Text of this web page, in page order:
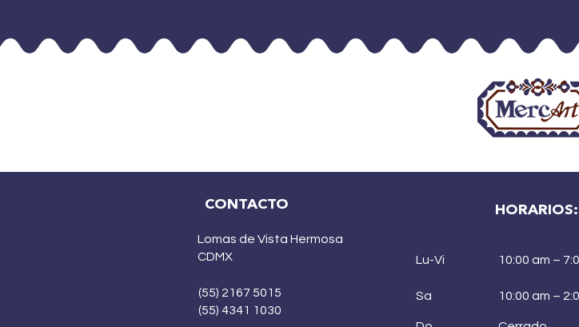
CONTACTO
Lomas de Vista Hermosa
CDMX
(55) 2167 5015
(55) 4341 1030
HORARIOS:
Lu-Vi 10:00 am –
Sa 10:00 am –